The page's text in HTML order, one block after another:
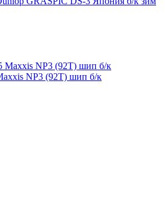
NP3 (92T) шип б/к